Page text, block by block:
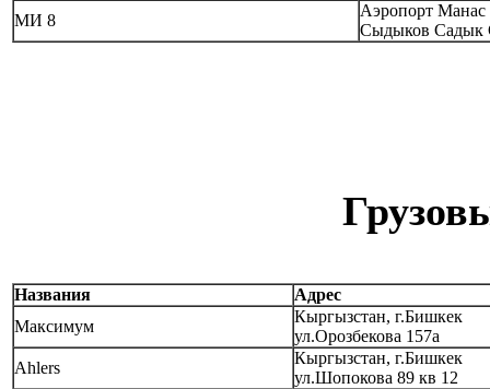
МИ 8
Аэропорт
Сыдыков Садык
Названия
Адрес
Максимум
Кыргызстан, г.Бишкек
ул.Орозбекова 157а
Ahlers
Кыргызстан, г.Бишкек
ул.Шопокова 89 кв 12